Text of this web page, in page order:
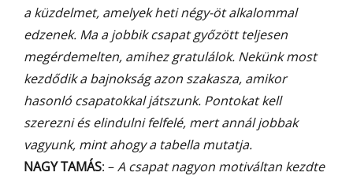
a küzdelmet, amelyek heti négy-öt alkalommal
edzenek. Ma a jobbik csapat győzött teljesen
megérdemelten, amihez gratulálok. Nekünk most
kezdődik a bajnokság azon szakasza, amikor
hasonló csapatokkal játszunk. Pontokat kell
szerezni és elindulni felfelé, mert annál jobbak
vagyunk, mint ahogy a tabella mutatja.
NAGY TAMÁS: –A csapat nagyon motiváltan kezdte